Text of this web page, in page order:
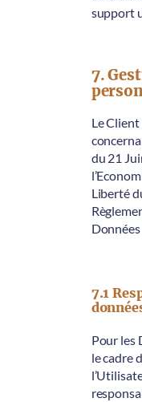
support
7.
Le
du 21
Liberté
7.1
Pour les
le cadre